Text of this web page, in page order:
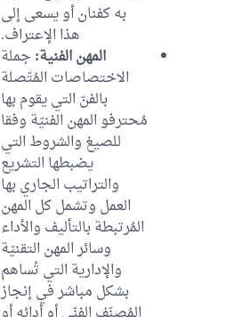
به كفنان أو يسعى إلى
هذا الإعتراف.
المهن الفنية: جملة
الاختصاصات المُتّصلة
بالفنّ التي يقوم بها
مُحترفو المهن الفنيّة وفقا
للصيغ والشروط التي
يضبطها التشريع
والتراتيب الجاري بها
العمل وتشمل كل المهن
المُرتبطة بالتأليف والأداء
وسائر المهن التقنيّة
والإدارية التي تُساهم
بشكل مباشر في إنجاز